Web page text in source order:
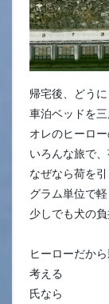
帰宅後、どう
車泊ベッドを
オレのヒーロ
いろんな旅で
なぜなら荷を
グラム単位で
少しでも犬の
ヒーローだか
考える
氏なら